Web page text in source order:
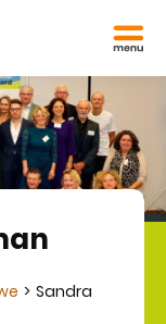
Sandra